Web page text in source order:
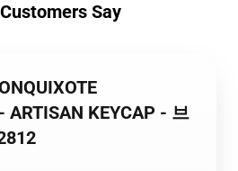
Say
ARTISAN KEYCAP - 브